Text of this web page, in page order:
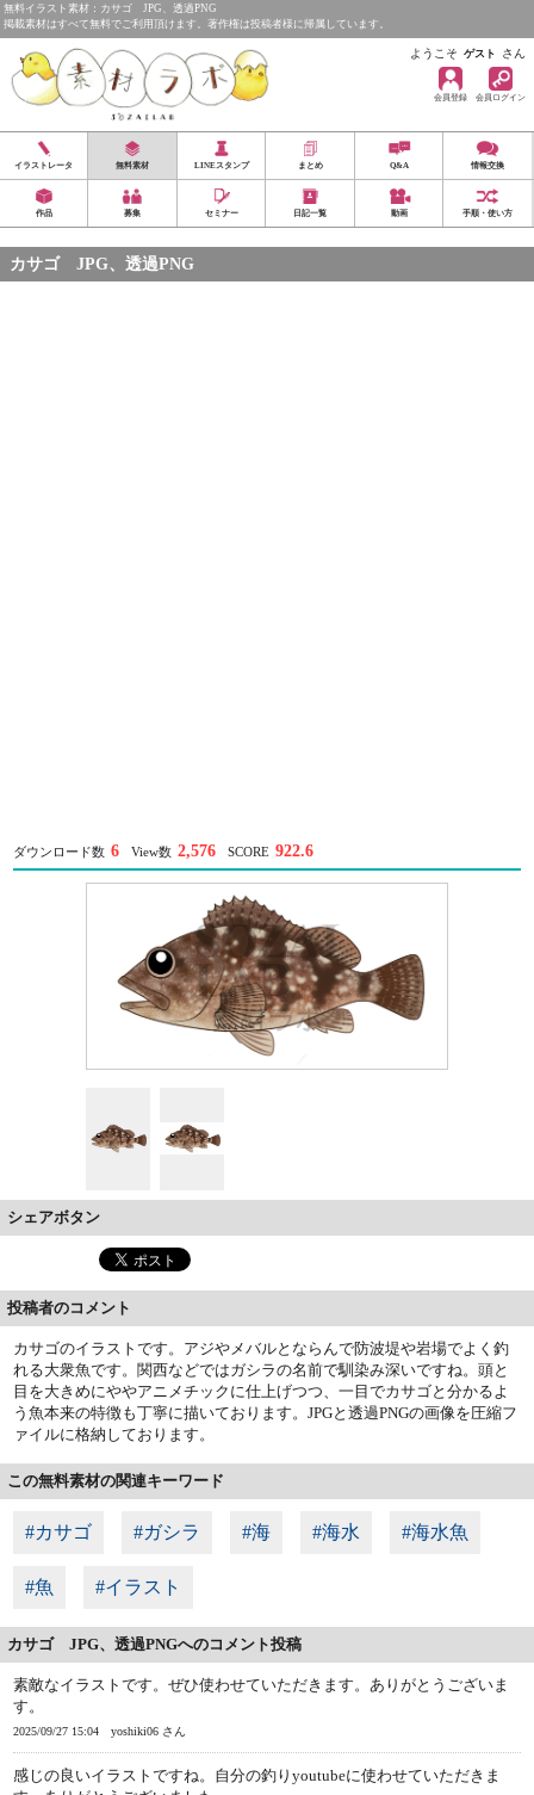
無料イラスト素材：カサゴ JPG、透過PNG
掲載素材はすべて無料でご利用頂けます。著作権は投稿者様に帰属しています。
ようこそ ゲスト さん
会員登録 会員ログイン
イラストレータ 無料素材 LINEスタンプ まとめ Q&A 情報交換
作品 募集 セミナー 日記一覧 動画 手順・使い方
カサゴ JPG、透過PNG
ダウンロード数 6 View数 2,576 SCORE 922.6
シェアボタン
投稿者のコメント
カサゴのイラストです。アジやメバルとならんで防波堤や岩場でよく釣
れる大衆魚です。関西などではガシラの名前で馴染み深いですね。頭と
目を大きめにややアニメチックに仕上げつつ、一目でカサゴと分かるよ
う魚本来の特徴も丁寧に描いております。JPGと透過PNGの画像を圧縮フ
ァイルに格納しております。
この無料素材の関連キーワード
#カサゴ #ガシラ #海 #海水 #海水魚
#魚 #イラスト
カサゴ JPG、透過PNGへのコメント投稿
素敵なイラストです。ぜひ使わせていただきます。ありがとうございま
す。
2025/09/27 15:04 yoshiki06 さん
感じの良いイラストですね。自分の釣りyoutubeに使わせていただきま